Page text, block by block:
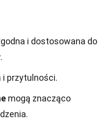
i dostosowana do
i przytulności.
mogą znacząco